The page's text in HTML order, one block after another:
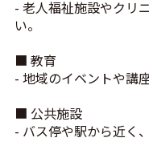
- 老人福祉施設やクリ
い。
■ 教育
- 地域のイベントや講
■ 公共施設
- バス停や駅から近く